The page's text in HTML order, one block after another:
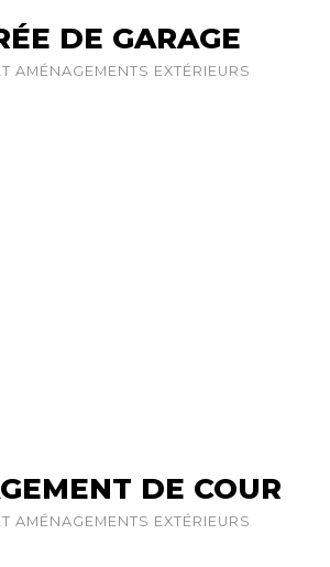
DE GARAGE
AMÉNAGEMENTS EXTÉRIEURS
DE COUR
AMÉNAGEMENTS EXTÉRIEURS